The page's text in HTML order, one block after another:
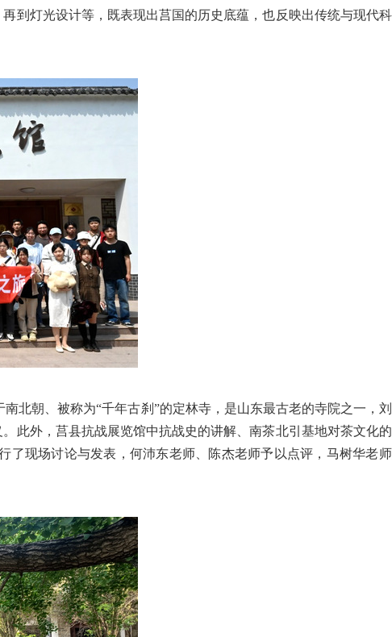
到灯光设计等，既表现出莒国的历史底蕴，也反映出传统与现代
北朝、被称为“千年古刹”的定林寺，是山东最古老的寺院之一，
此外，莒县抗战展览馆中抗战史的讲解、南茶北引基地对茶文化
了现场讨论与发表，何沛东老师、陈杰老师予以点评，马树华老